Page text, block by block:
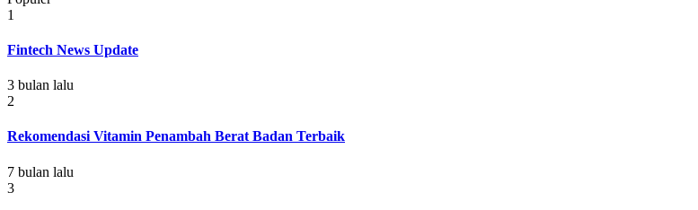
1
Fintech News Update
3 bulan lalu
2
Rekomendasi Vitamin Penambah Berat Badan Terbaik
7 bulan lalu
3